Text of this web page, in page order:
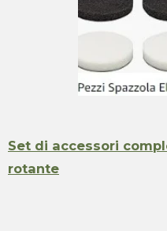
Set di accessori
rotante